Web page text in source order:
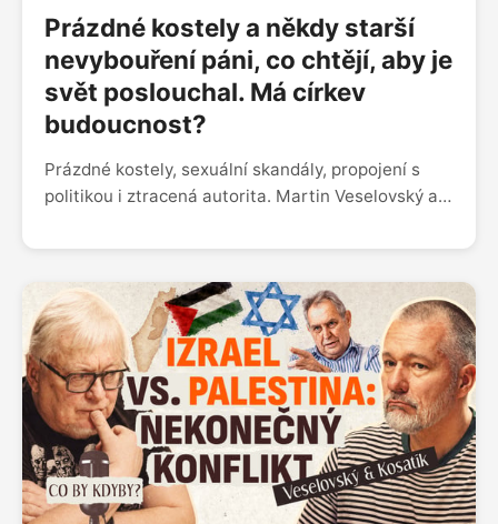
Prázdné kostely a někdy starší
nevybouření páni, co chtějí, aby je
svět poslouchal. Má církev
budoucnost?
Prázdné kostely, sexuální skandály, propojení s
politikou i ztracená autorita. Martin Veselovský a
zemích církev, kolik lidí dnes církvi věří, jakou roli v
která po staletí formovala české dějiny, ještě šanci
oslovit další generace.